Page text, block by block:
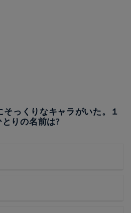
っくりなキャラがいた。１
りの名前は?